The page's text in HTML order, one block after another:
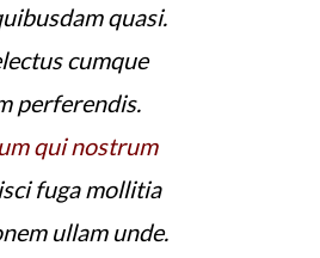
quasi.
cumque
perferendis.
qui nostrum
fuga mollitia
ullam unde.